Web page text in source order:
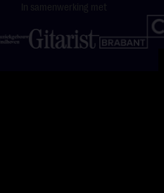
In samenwerking met